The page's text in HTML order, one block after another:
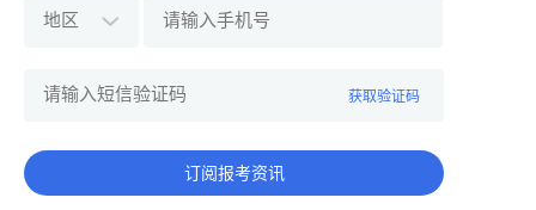
获取验证码
订阅报考资讯